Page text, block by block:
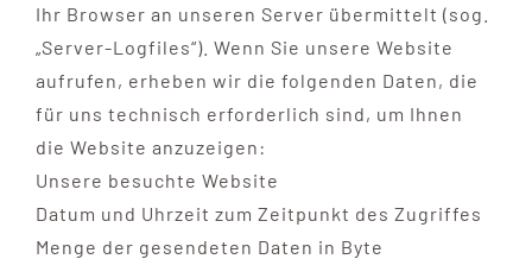
Ihr Browser an unseren Server übermittelt (sog.
„Server-Logfiles“). Wenn Sie unsere Website
aufrufen, erheben wir die folgenden Daten, die
für uns technisch erforderlich sind, um Ihnen
die Website anzuzeigen:
Unsere besuchte Website
Datum und Uhrzeit zum Zeitpunkt des Zugriffes
Menge der gesendeten Daten in Byte